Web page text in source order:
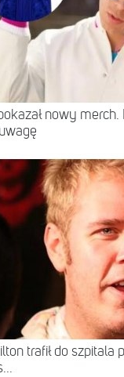
nowy
trafił do szpitala